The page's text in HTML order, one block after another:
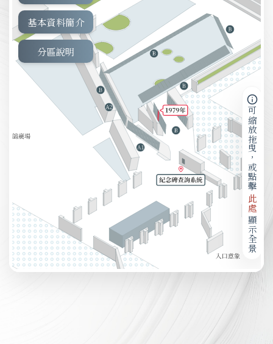
基本資料簡介
分區說明
可縮放拖曳，或點擊
此處
顯示全景